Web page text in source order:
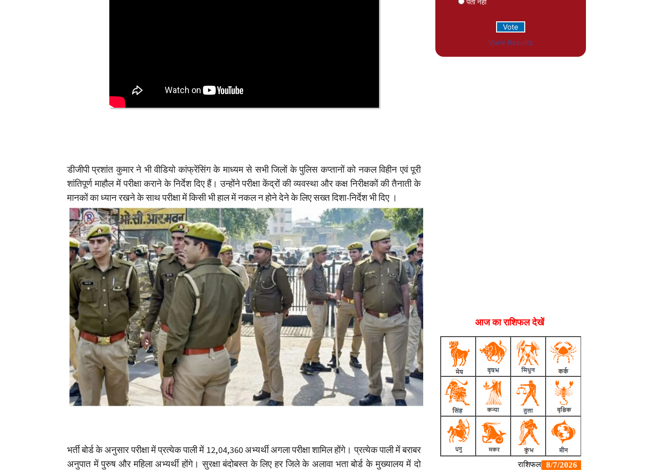
डीजीपी प्रशांत कुमार ने भी वीडियो कांफ्रेंसिंग के माध्यम से सभी जिलों के पुलिस कप्तानों को नकल विहीन एवं पूरी
शांतिपूर्ण माहौल में परीक्षा कराने के निर्देश दिए हैं। उन्होंने परीक्षा केंद्रों की व्यवस्था और कक्ष निरीक्षकों की तैनाती के
मानकों का ध्यान रखने के साथ परीक्षा में किसी भी हाल में नकल न होने देने के लिए सख्त दिशा-निर्देश भी दिए ।
भर्ती बोर्ड के अनुसार परीक्षा में प्रत्येक पाली में 12,04,360 अभ्यर्थी अगला परीक्षा शामिल होंगे। प्रत्येक पाली में बराबर
अनुपात में पुरुष और महिला अभ्यर्थी होंगे। सुरक्षा बंदोबस्त के लिए हर जिले के अलावा भता बोर्ड के मुख्यालय में दो
View Results
आज का राशिफल देखें